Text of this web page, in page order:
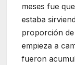
meses fue
estaba
proporción
empieza a
fueron